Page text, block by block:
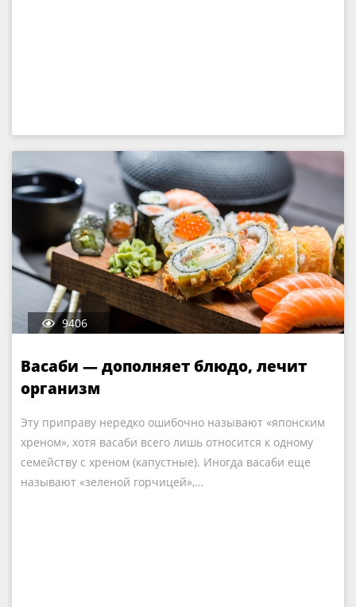
9406
Васаби — дополняет блюдо, лечит
организм
Эту приправу нередко ошибочно называют «японским
хреном», хотя васаби всего лишь относится к одному
семейству с хреном (капустные). Иногда васаби еще
называют «зеленой горчицей»,…